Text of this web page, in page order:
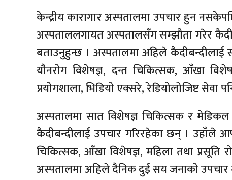
केन्द्रीय कारागार अस्पतालमा उपचार हुन
अस्पताललगायत अस्पतालसँग सम्झौता गरेर
बताउनुहुन्छ । अस्पतालमा अहिले कैदीबन्दीलाई
यौनरोग विशेषज्ञ, दन्त चिकित्सक, आँखा
प्रयोगशाला, भिडियो एक्सरे, रेडियोलोजिष्ट सेवा
अस्पतालमा सात विशेषज्ञ चिकित्सक र
कैदीबन्दीलाई उपचार गरिरहेका छन् । उहाँले
चिकित्सक, आँखा विशेषज्ञ, महिला तथा प्रसूति
अस्पतालमा अहिले दैनिक दुई सय जनाको